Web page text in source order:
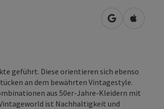
in Googlein Apple
geführt. Diese orientieren sich ebenso
an dem bewährten Vintagestyle.
aus 50er-Jahre-Kleidern mit
ist Nachhaltigkeit und